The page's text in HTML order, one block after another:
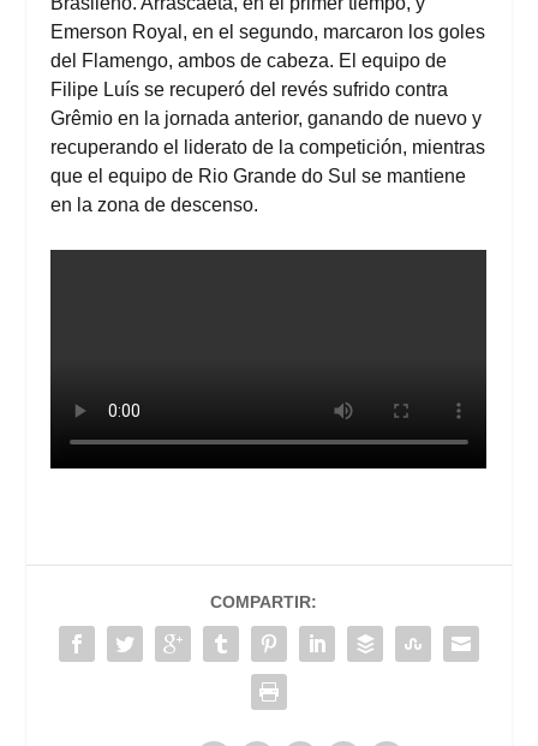
Emerson Royal, en el segundo, marcaron los goles
del Flamengo, ambos de cabeza. El equipo de
Filipe Luís se recuperó del revés sufrido contra
Grêmio en la jornada anterior, ganando de nuevo y
recuperando el liderato de la competición, mientras
que el equipo de Rio Grande do Sul se mantiene
en la zona de descenso.
COMPARTIR: